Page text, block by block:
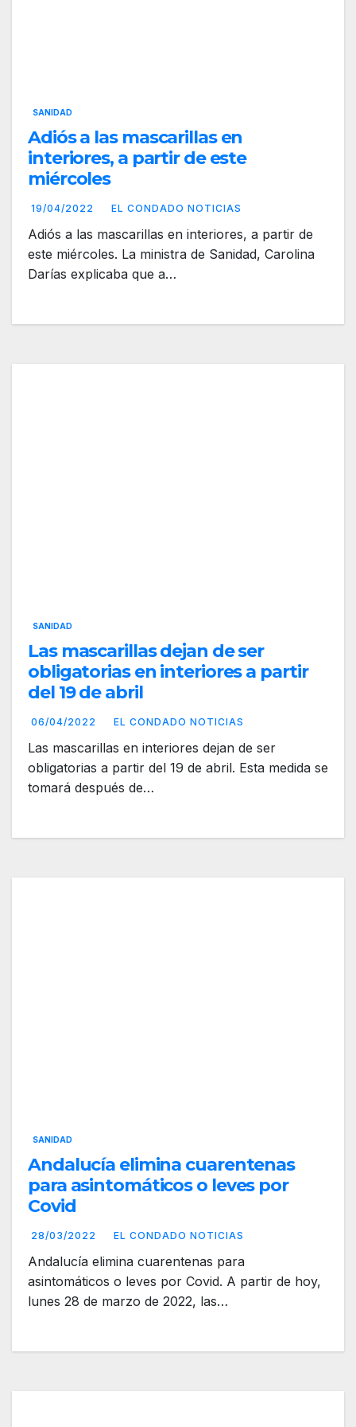
SANIDAD
Adiós a las mascarillas en
interiores, a partir de este
miércoles
19/04/2022 EL CONDADO NOTICIAS
Adiós a las mascarillas en interiores, a partir de
este miércoles. La ministra de Sanidad, Carolina
Darías explicaba que a…
SANIDAD
Las mascarillas dejan de ser
obligatorias en interiores a partir
del 19 de abril
06/04/2022 EL CONDADO NOTICIAS
Las mascarillas en interiores dejan de ser
obligatorias a partir del 19 de abril. Esta medida se
tomará después de…
SANIDAD
Andalucía elimina cuarentenas
para asintomáticos o leves por
Covid
28/03/2022 EL CONDADO NOTICIAS
Andalucía elimina cuarentenas para
asintomáticos o leves por Covid. A partir de hoy,
lunes 28 de marzo de 2022, las…